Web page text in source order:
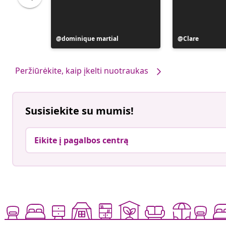
Įrašą
paskelbė
dominique martial
Įrašą
paskelbė
Clare
Peržiūrėkite, kaip įkelti nuotraukas
Susisiekite su mumis!
Eikite į pagalbos centrą